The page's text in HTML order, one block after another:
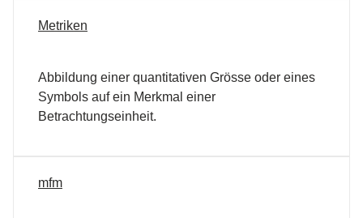
Metriken
Abbildung einer quantitativen Grösse oder eines
Symbols auf ein Merkmal einer
Betrachtungseinheit.
mfm